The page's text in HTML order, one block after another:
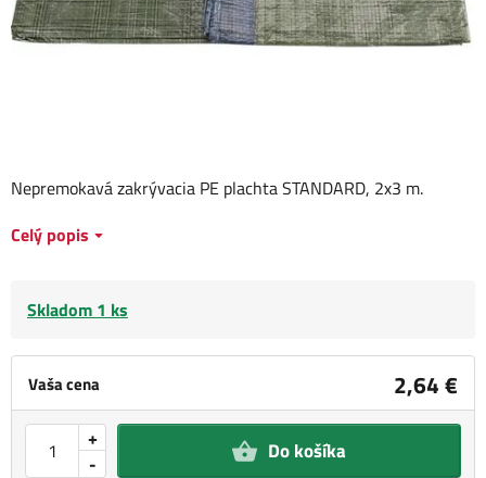
Vaša cena 2,64 €
-
+ Do košíka
Nepremokavá zakrývacia PE plachta STANDARD, 2x3 m.
Celý popis
Skladom 1 ks